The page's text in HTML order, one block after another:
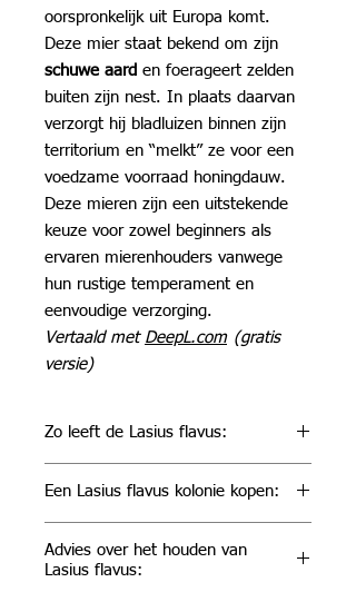
oorspronkelijk uit Europa komt.
Deze mier staat bekend om zijn
schuwe aard en foerageert zelden
buiten zijn nest. In plaats daarvan
verzorgt hij bladluizen binnen zijn
territorium en “melkt” ze voor een
voedzame voorraad honingdauw.
Deze mieren zijn een uitstekende
keuze voor zowel beginners als
ervaren mierenhouders vanwege
hun rustige temperament en
eenvoudige verzorging.
Vertaald met DeepL.com (gratis
versie)
Zo leeft de Lasius flavus:
ondergronds en komt slechts af en
toe tevoorschijn om te foerageren.
Ze vormenmonogyn kolonies
één koningin), maar in het wild
Een Lasius flavus kolonie kopen:
keuze voor wie een
Advies over het houden van
Lasius flavus: